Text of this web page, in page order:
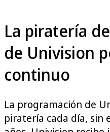
La piratería
de Univision
continuo
La programación de
piratería cada día, sin